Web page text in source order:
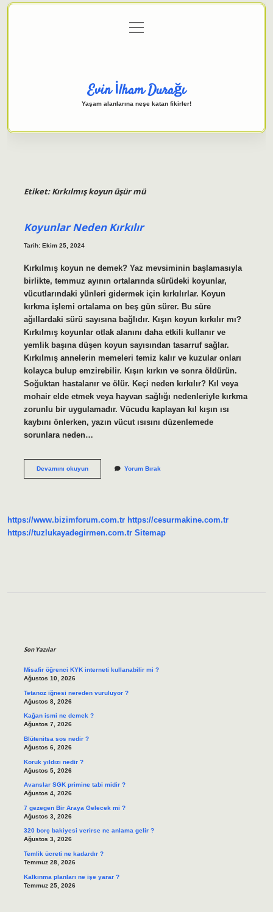
Gizlilik Politikası
menüyü
aç
Evin İlham Durağı
Yaşam alanlarına neşe katan fikirler!
Etiket:Kırkılmış koyun üşür mü
Koyunlar Neden Kırkılır
Tarih: Ekim 25, 2024
Kırkılmış koyun ne demek? Yaz mevsiminin başlamasıyla
birlikte, temmuz ayının ortalarında sürüdeki koyunlar,
vücutlarındaki yünleri gidermek için kırkılırlar. Koyun
kırkma işlemi ortalama on beş gün sürer. Bu süre
ağıllardaki sürü sayısına bağlıdır. Kışın koyun kırkılır mı?
Kırkılmış koyunlar otlak alanını daha etkili kullanır ve
yemlik başına düşen koyun sayısından tasarruf sağlar.
Kırkılmış annelerin memeleri temiz kalır ve kuzular onları
kolayca bulup emzirebilir. Kışın kırkın ve sonra öldürün.
Soğuktan hastalanır ve ölür. Keçi neden kırkılır? Kıl veya
mohair elde etmek veya hayvan sağlığı nedenleriyle kırkma
zorunlu bir uygulamadır. Vücudu kaplayan kıl kışın ısı
kaybını önlerken, yazın vücut ısısını düzenlemede
sorunlara neden…
Devamını okuyunKoyunlar
Yorum Bırak
https://www.bizimforum.com.tr https://cesurmakine.com.tr
https://tuzlukayadegirmen.com.tr Sitemap
Son Yazılar
Misafir öğrenci KYK interneti kullanabilir mi ?
Ağustos 10, 2026
Tetanoz iğnesi nereden vuruluyor ?
Ağustos 8, 2026
Kağan ismi ne demek ?
Ağustos 7, 2026
Blütenitsa sos nedir ?
Ağustos 6, 2026
Koruk yıldızı nedir ?
Ağustos 5, 2026
Avanslar SGK primine tabi midir ?
Ağustos 4, 2026
7 gezegen Bir Araya Gelecek mi ?
Ağustos 3, 2026
320 borç bakiyesi verirse ne anlama gelir ?
Ağustos 3, 2026
Temlik ücreti ne kadardır ?
Temmuz 28, 2026
Kalkınma planları ne işe yarar ?
Temmuz 25, 2026